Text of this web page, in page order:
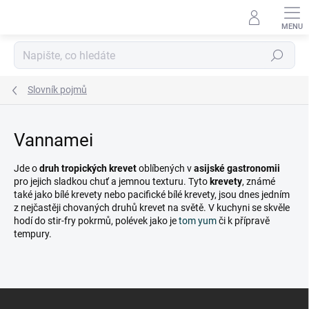
Hledat
Slovník pojmů
Vannamei
Jde odruh tropických krevetoblíbených vasijské gastronomii
pro jejich sladkou chuť a jemnou texturu. Tyto krevety, známé
také jako bílé krevety nebo pacifické bílé krevety, jsou dnes jedním
z nejčastěji chovaných druhů krevet na světě. V kuchyni se skvěle
hodí do stir-fry pokrmů, polévek jako jetom yumči k přípravě
tempury.